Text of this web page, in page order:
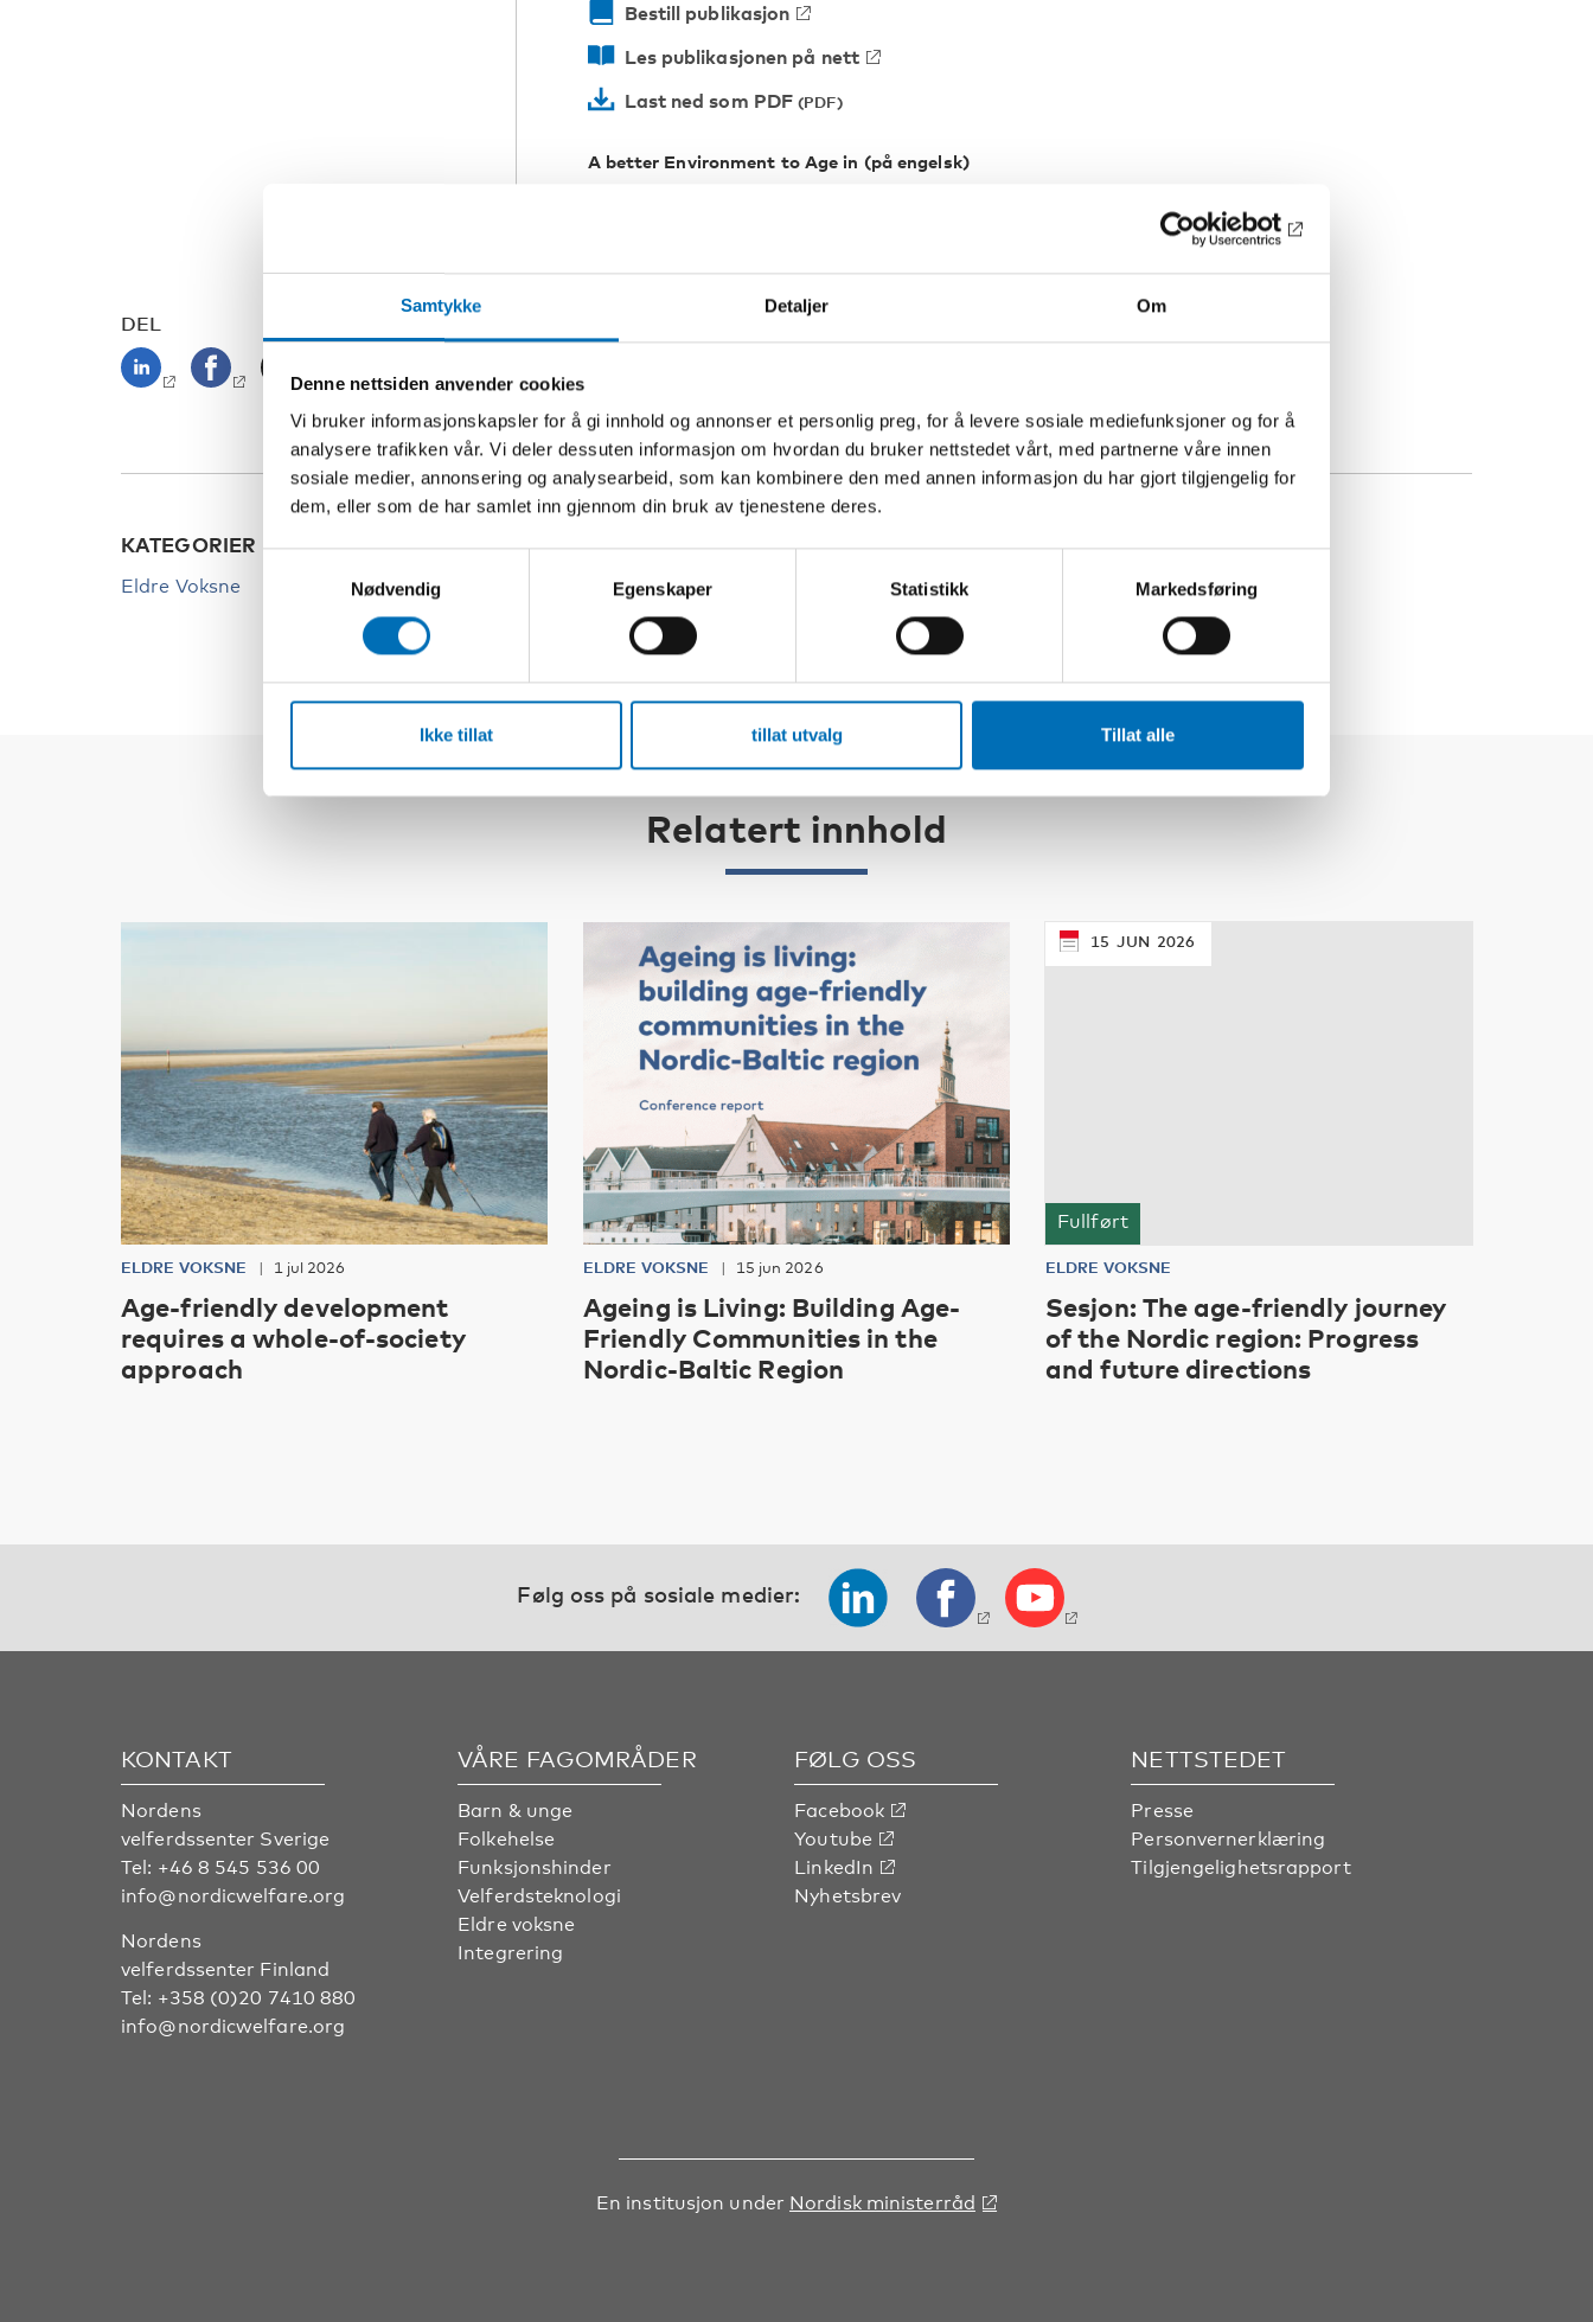
Samtykke Detaljer Om
Denne nettsiden anvender cookies
Vi bruker informasjonskapsler for å gi innhold og annonser et personlig preg, for å levere sosiale mediefunksjoner og for å
analysere trafikken vår. Vi deler dessuten informasjon om hvordan du bruker nettstedet vårt, med partnerne våre innen
sosiale medier, annonsering og analysearbeid, som kan kombinere den med annen informasjon du har gjort tilgjengelig for
dem, eller som de har samlet inn gjennom din bruk av tjenestene deres.
Nødvendig
Egenskaper Statistikk Markedsføring
Ikke tillat tillat utvalg Tillat alle
Bestill publikasjon
Les publikasjonen på nett
Last ned som PDF
A better Environment to Age in (på engelsk)
DEL
KATEGORIER
Eldre Voksne
Relatert innhold
ELDRE VOKSNE 1 jul 2026
Age-friendly development
requires a whole-of-society
approach
ELDRE VOKSNE 15 jun 2026
Ageing is Living: Building Age-
Friendly Communities in the
Nordic-Baltic Region
Fullført
15 JUN 2026
ELDRE VOKSNE
Sesjon: The age-friendly journey
of the Nordic region: Progress
and future directions
Følg oss på sosiale medier:
KONTAKT
Nordens
velferdssenter Sverige
Tel: +46 8 545 536 00
info@nordicwelfare.org
Nordens
velferdssenter Finland
Tel: +358 (0)20 7410 880
info@nordicwelfare.org
VÅRE FAGOMRÅDER
Barn & unge
Folkehelse
Funksjonshinder
Velferdsteknologi
Eldre voksne
Integrering
FØLG OSS
Facebook
Youtube
LinkedIn
Nyhetsbrev
NETTSTEDET
Presse
Personvernerklæring
Tilgjengelighetsrapport
En institusjon under Nordisk ministerråd